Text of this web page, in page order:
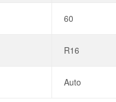
60
R16
Auto